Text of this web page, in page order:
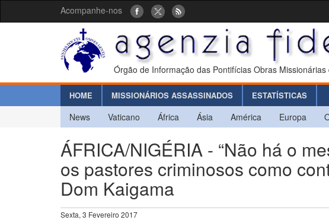
Acompanhe-nos
Órgão de Informação das Pontifícias Obras
HOME MISSIONÁRIOS ASSASSINADOS ESTATÍSTICAS
News Vaticano África Ásia América Europa
ÁFRICA/NIGÉRIA - “Não há o
os pastores criminosos como
Dom Kaigama
Sexta, 3 Fevereiro 2017